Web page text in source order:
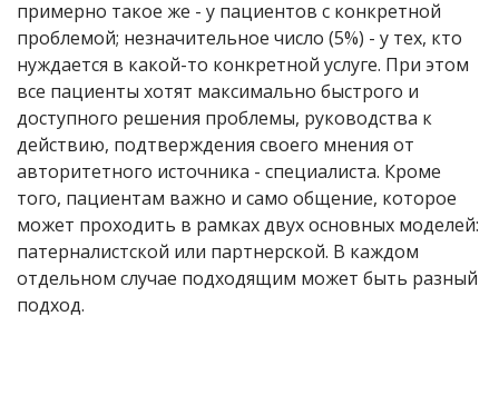
примерно такое же - у пациентов с конкретной
проблемой; незначительное число (5%) - у тех, кто
нуждается в какой-то конкретной услуге. При этом
все пациенты хотят максимально быстрого и
доступного решения проблемы, руководства к
действию, подтверждения своего мнения от
авторитетного источника - специалиста. Кроме
того, пациентам важно и само общение, которое
может проходить в рамках двух основных моделей:
патерналистской или партнерской. В каждом
отдельном случае подходящим может быть разный
подход.